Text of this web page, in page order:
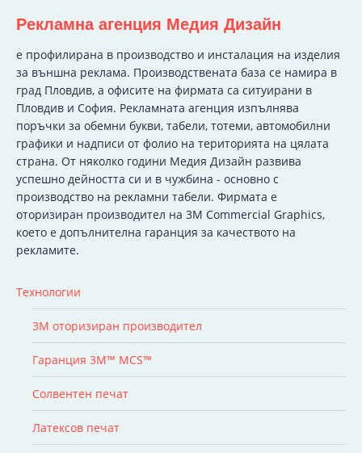
Рекламна агенция Медия Дизайн
e профилирана в производство и инсталация на изделия
за външна реклама. Производствената база се намира в
град Пловдив, а офисите на фирмата са ситуирани в
Пловдив и София. Рекламната агенция изпълнява
поръчки за обемни букви, табели, тотеми, автомобилни
графики и надписи от фолио на територията на цялата
страна. От няколко години Медия Дизайн развива
успешно дейността си и в чужбина - основно с
производство на рекламни табели. Фирмата е
оторизиран производител на 3M Commercial Graphics,
което е допълнителна гаранция за качеството на
рекламите.
Технологии
3M оторизиран производител
Гаранция 3M™ MCS™
Солвентен печат
Латексов печат